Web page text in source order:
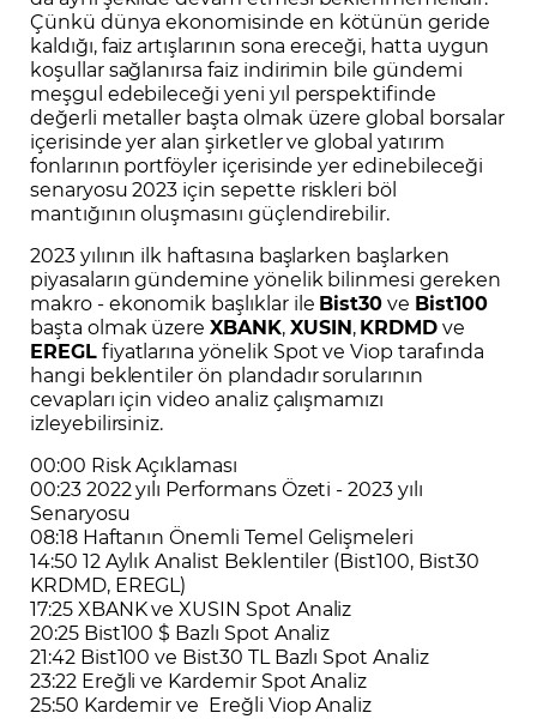
Çünkü dünya ekonomisinde en kötünün geride
kaldığı, faiz artışlarının sona ereceği, hatta uygun
koşullar sağlanırsa faiz indirimin bile gündemi
meşgul edebileceği yeni yıl perspektifinde
değerli metaller başta olmak üzere global borsalar
içerisinde yer alan şirketler ve global yatırım
fonlarının portföyler içerisinde yer edinebileceği
senaryosu 2023 için sepette riskleri böl
mantığının oluşmasını güçlendirebilir.
2023 yılının ilk haftasına başlarken başlarken
piyasaların gündemine yönelik bilinmesi gereken
makro - ekonomik başlıklar ile Bist30ve Bist100
başta olmak üzereXBANK,XUSIN,KRDMDve
EREGLfiyatlarına yönelik Spot ve Viop tarafında
hangi beklentiler ön plandadır sorularının
cevapları için video analiz çalışmamızı
izleyebilirsiniz.
00:00 Risk Açıklaması
00:23 2022 yılı Performans Özeti - 2023 yılı
Senaryosu
08:18 Haftanın Önemli Temel Gelişmeleri
14:50 12 Aylık Analist Beklentiler (Bist100, Bist30
KRDMD, EREGL)
17:25 XBANK ve XUSIN Spot Analiz
20:25 Bist100 $ Bazlı Spot Analiz
21:42 Bist100 ve Bist30 TL Bazlı Spot Analiz
23:22 Ereğli ve Kardemir Spot Analiz
25:50 Kardemir ve Ereğli Viop Analiz